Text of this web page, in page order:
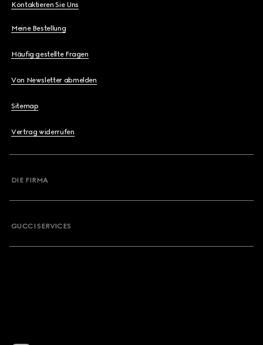
Kontaktieren Sie Uns
Meine Bestellung
Häufig gestellte Fragen
Von Newsletter abmelden
Sitemap
Vertrag widerrufen
DIE FIRMA
GUCCI SERVICES